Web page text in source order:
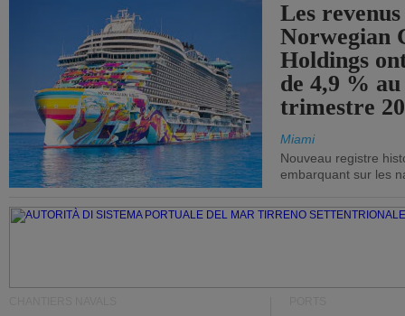
Les
Norwegian
Holdings
de 4,9 %
trimestre
Miami
Nouveau registre
embarquant sur les